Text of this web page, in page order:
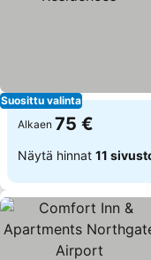
Suosittu valinta
Alkaen 75 €
Näytä hinnat 11